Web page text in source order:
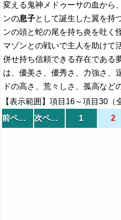
変える鬼神メドゥーサの血から
ンの息子として誕生した翼を持
ンの頭と蛇の尾を持ち炎を吐く
マゾンとの戦いで主人を助けて
併せ持ち信頼できる存在である
は、優美さ、優秀さ、力強さ、
ドの高さ、荒々しさ、孤高など
【表示範囲】項目16～項目30（
前ページ
次ページ 1 2